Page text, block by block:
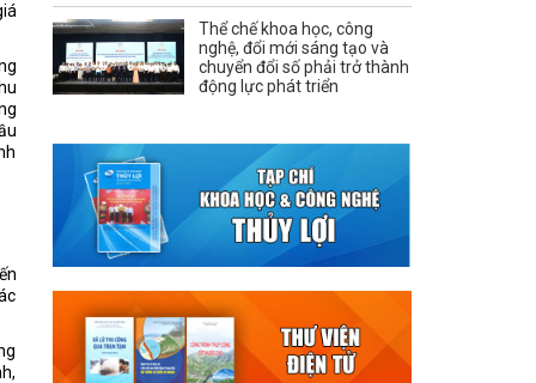
Thể chế khoa học, công
nghệ, đổi mới sáng tạo và
chuyển đổi số phải trở thành
động lực phát triển